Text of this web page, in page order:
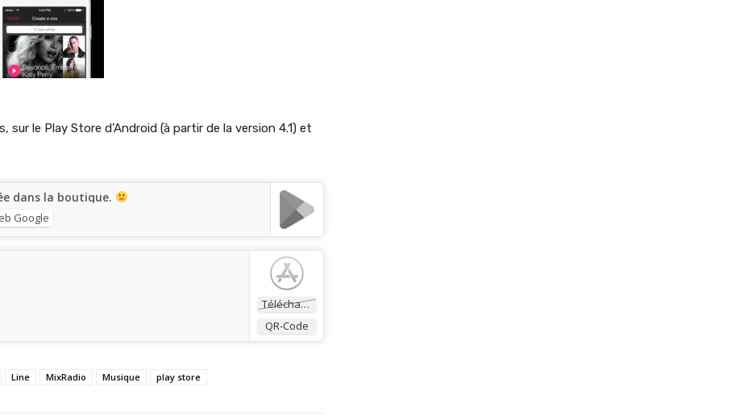
sur le Play Store d’Android (à partir de la version 4.1) et
dans la boutique.
Google
Télécharger
QR-Code
Line MixRadio Musique play store